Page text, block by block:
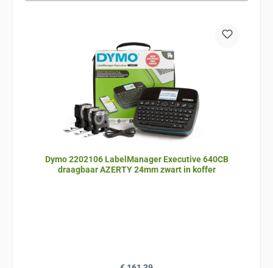
Dymo 2202106 LabelManager Executive 640CB
draagbaar AZERTY 24mm zwart in koffer